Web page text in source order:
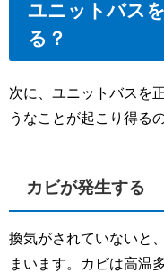
ユニットバス
る？
次に、ユニットバスを
うなことが起こり得る
カビが発生する
換気がされていないと
まいます。カビは高温